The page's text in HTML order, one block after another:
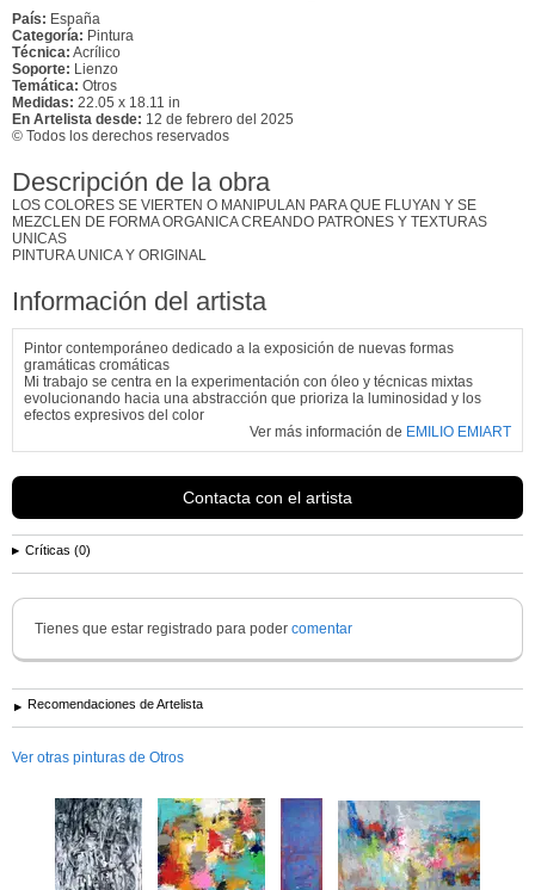
País: España
Categoría: Pintura
Técnica: Acrílico
Soporte: Lienzo
Temática: Otros
Medidas: 22.05 x 18.11 in
En Artelista desde: 12 de febrero del 2025
© Todos los derechos reservados
Descripción de la obra
LOS COLORES SE VIERTEN O MANIPULAN PARA QUE FLUYAN Y SE
MEZCLEN DE FORMA ORGANICA CREANDO PATRONES Y TEXTURAS
UNICAS
PINTURA UNICA Y ORIGINAL
Información del artista
Pintor contemporáneo dedicado a la exposición de nuevas formas
gramáticas cromáticas
Mi trabajo se centra en la experimentación con óleo y técnicas mixtas
evolucionando hacia una abstracción que prioriza la luminosidad y los
efectos expresivos del color
Ver más información de EMILIO EMIART
Contacta con el artista
Críticas (0)
Tienes que estar registrado para poder comentar
Recomendaciones de Artelista
Ver otras pinturas de Otros